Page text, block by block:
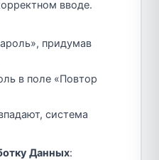
вводе.
придумав
в поле «Повтор
система
Данных: